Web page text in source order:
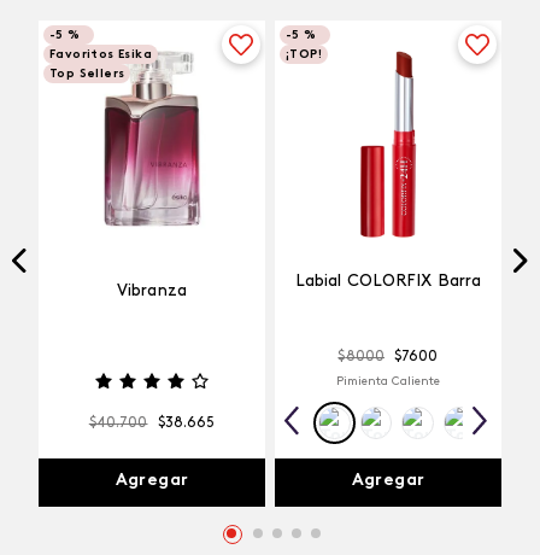
-5 %
Favoritos Esika
Top Sellers
Vibranza
$40.700 $38.665
Agregar
-5 %
¡TOP!
Labial COLORFIX Barra
$8000 $7600
Pimienta Caliente
Agregar